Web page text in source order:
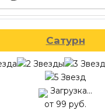
Сатурн
Загрузка...
от 99 руб.